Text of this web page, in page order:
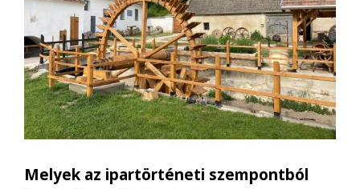
Melyek az ipartörténeti szempontból